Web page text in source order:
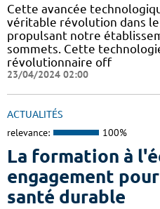
Cette avancée
véritable révolution dans
propulsant notre
sommets. Cette
révolutionnaire off
23/04/2024 02:00
ACTUALITÉS
relevance: 100%
La formation à
engagement
santé durable